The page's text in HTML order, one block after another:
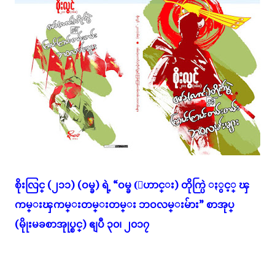
စိုးလြင္ (၂၁၁) (ဝမ္ခ) ရဲ့ “ဝမ္ခ (ေဟာင္း) တိုက္ပြဲ ႏွင့္ ၾ
ကမ္းၾကမ္းတမ္းတမ္း ဘဝလမ္းမ်ား” စာအုပ္
(မိုုးမခစာအုုပ္စင္) ဧျပီ ၃၀၊ ၂၀၁၇